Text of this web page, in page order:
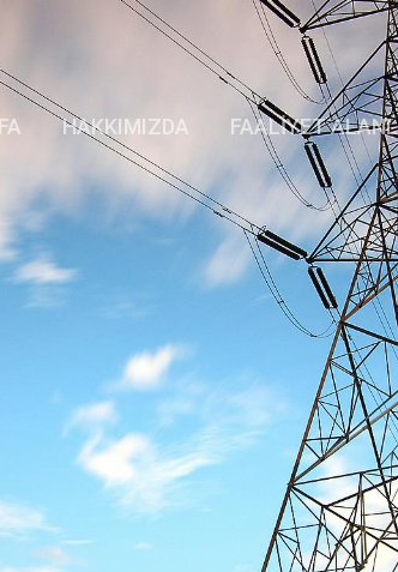
HAKKIMIZDA FAALİYET